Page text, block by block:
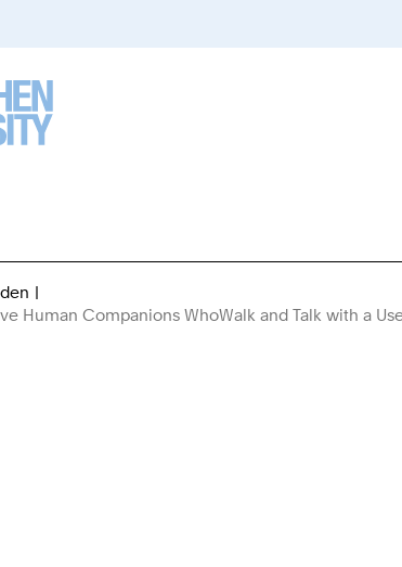
sind
Human Companions WhoWalk and Talk with a